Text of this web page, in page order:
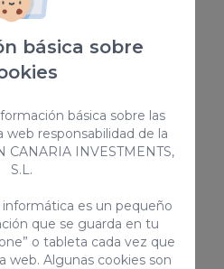
de 622 metros y uno
alcanzando una
a finalizar en 9 horas.
el 27 de febrero
y finalizarán en
por Ayagaures.
básica sobre
básica sobre las
web responsabilidad de la
CANARIA INVESTMENTS,
S.L.
es un pequeño
que se guarda en tu
o tableta cada vez que
web. Algunas cookies son